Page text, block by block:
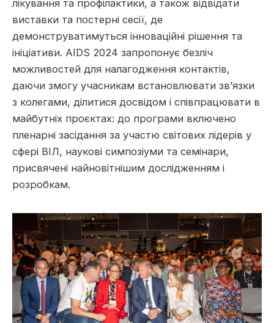
лікування та профілактики, а також відвідати
виставки та постерні сесії, де
демонструватимуться інноваційні рішення та
ініціативи. AIDS 2024 запропонує безліч
можливостей для налагодження контактів,
даючи змогу учасникам встановлювати зв’язки
з колегами, ділитися досвідом і співпрацювати в
майбутніх проєктах: до програми включено
пленарні засідання за участю світових лідерів у
сфері ВІЛ, наукові симпозіуми та семінари,
присвячені найновітнішим дослідженням і
розробкам.